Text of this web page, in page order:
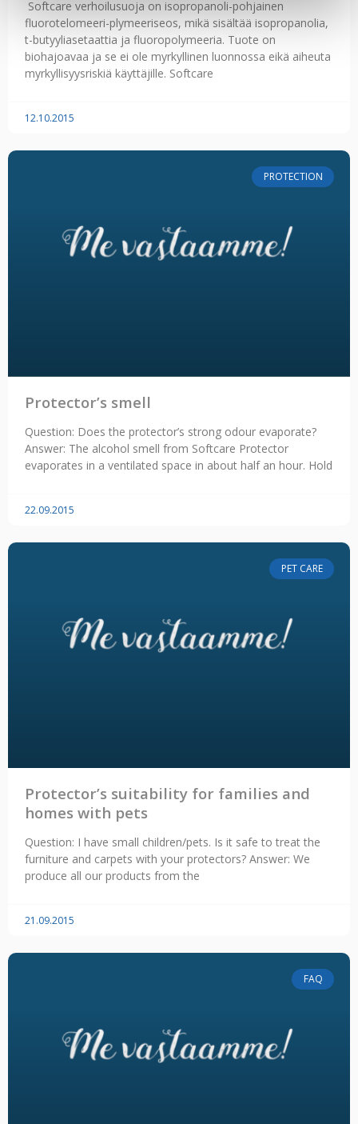
Softcare verhoilusuoja on isopropanoli-pohjainen
fluorotelomeeri-plymeeriseos, mikä sisältää isopropanolia,
t-butyyliasetaattia ja fluoropolymeeria. Tuote on
biohajoavaa ja se ei ole myrkyllinen luonnossa eikä aiheuta
myrkyllisyysriskiä käyttäjille. Softcare
12.10.2015
PROTECTION
Protector’s smell
Question: Does the protector’s strong odour evaporate?
Answer: The alcohol smell from Softcare Protector
evaporates in a ventilated space in about half an hour. Hold
22.09.2015
PET CARE
Protector’s suitability for families and
homes with pets
Question: I have small children/pets. Is it safe to treat the
furniture and carpets with your protectors? Answer: We
produce all our products from the
21.09.2015
FAQ